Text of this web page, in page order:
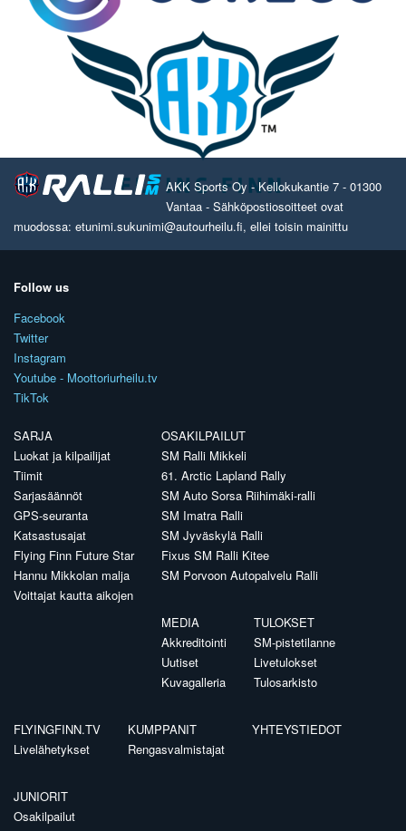
AKK Sports Oy - Kellokukantie 7 - 01300
Vantaa - Sähköpostiosoitteet ovat
muodossa: etunimi.sukunimi@autourheilu.fi, ellei toisin mainittu
Follow us
Facebook
Twitter
Instagram
Youtube - Moottoriurheilu.tv
TikTok
SARJA
Luokat ja kilpailijat
Tiimit
Sarjasäännöt
GPS-seuranta
Katsastusajat
Flying Finn Future Star
Hannu Mikkolan malja
Voittajat kautta aikojen
OSAKILPAILUT
SM Ralli Mikkeli
61. Arctic Lapland Rally
SM Auto Sorsa Riihimäki-ralli
SM Imatra Ralli
SM Jyväskylä Ralli
Fixus SM Ralli Kitee
SM Porvoon Autopalvelu Ralli
MEDIA
Akkreditointi
Uutiset
Kuvagalleria
TULOKSET
SM-pistetilanne
Livetulokset
Tulosarkisto
FLYINGFINN.TV
Livelähetykset
KUMPPANIT
Rengasvalmistajat
YHTEYSTIEDOT
JUNIORIT
Osakilpailut